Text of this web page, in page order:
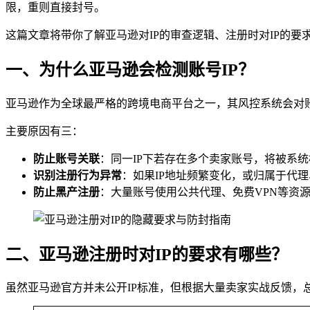
限，重则直接封号。
这篇文章将带你了解亚马逊对IP的审查逻辑、注册时对IP的要
一、为什么亚马逊会检测账号IP？
亚马逊作为全球最严格的跨境电商平台之一，其风控系统会
主要原因有三：
防止账号关联：同一IP下若存在多个卖家账号，将被系
识别注册行为异常：如果IP地址频繁变化，或归属于代
防止黑产注册：大量账号使用公共代理、免费VPN等资
二、亚马逊注册时对IP的要求有哪些？
虽然亚马逊官方并未公开IP标准，但根据大量卖家实战反馈，